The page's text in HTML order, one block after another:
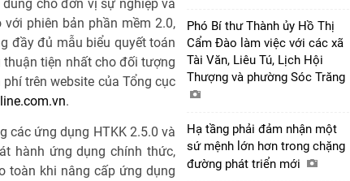
dùng cho đơn vị sự nghiệp và
phiên bản phần mềm 2.0,
đầy đủ mẫu biểu quyết toán
thuận tiện nhất cho đối tượng
trên website của Tổng cục
.
các ứng dụng HTKK 2.5.0 và
hành ứng dụng chính thức,
toàn khi nâng cấp ứng dụng
Phó Bí thư Thành ủy Hồ Thị
Cẩm Đào làm việc với các xã
Tài Văn, Liêu Tú, Lịch Hội
Thượng và phường Sóc Trăng
Hạ tầng phải đảm nhận một
sứ mệnh lớn hơn trong chặng
đường phát triển mới